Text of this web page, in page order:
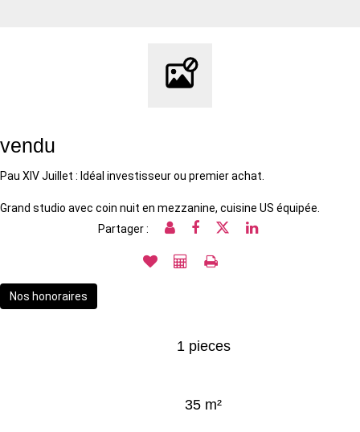
vendu
Pau XIV Juillet : Idéal investisseur ou premier achat.
Grand studio avec coin nuit en mezzanine, cuisine US équipée.
Partager :
Nos honoraires
1 pieces
35 m²